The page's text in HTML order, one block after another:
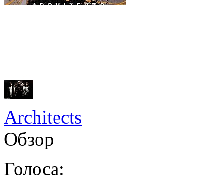
Architects
Обзор
Голоса: